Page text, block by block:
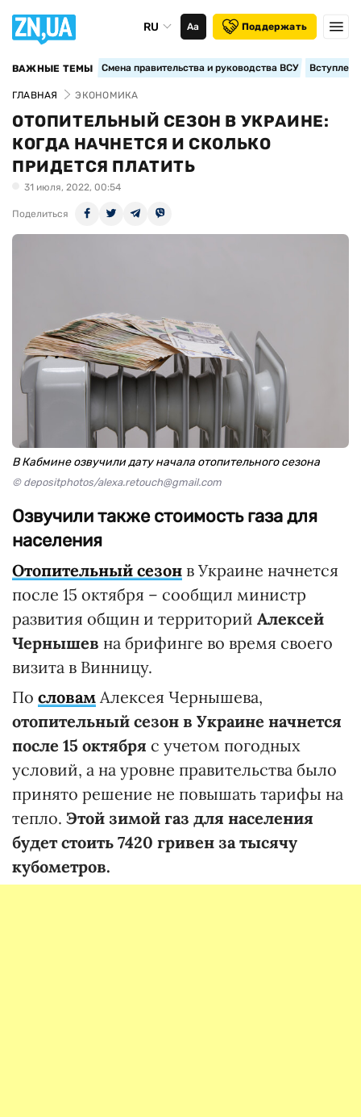
RU Аа Поддержать
ВАЖНЫЕ ТЕМЫ Смена правительства и руководства ВСУ
ГЛАВНАЯ ЭКОНОМИКА
ОТОПИТЕЛЬНЫЙ СЕЗОН В УКРАИНЕ:
КОГДА НАЧНЕТСЯ И СКОЛЬКО
ПРИДЕТСЯ ПЛАТИТЬ
31 июля, 2022, 00:54
Поделиться
В Кабмине озвучили дату начала отопительного сезона
© depositphotos/alexa.retouch@gmail.com
Озвучили также стоимость газа для
населения
Отопительный сезон в Украине начнется
после 15 октября – сообщил министр
развития общин и территорий Алексей
Чернышев на брифинге во время своего
визита в Винницу.
По словам Алексея Чернышева,
отопительный сезон в Украине начнется
после 15 октября с учетом погодных
условий, а на уровне правительства было
принято решение не повышать тарифы на
тепло. Этой зимой газ для населения
будет стоить 7420 гривен за тысячу
кубометров.